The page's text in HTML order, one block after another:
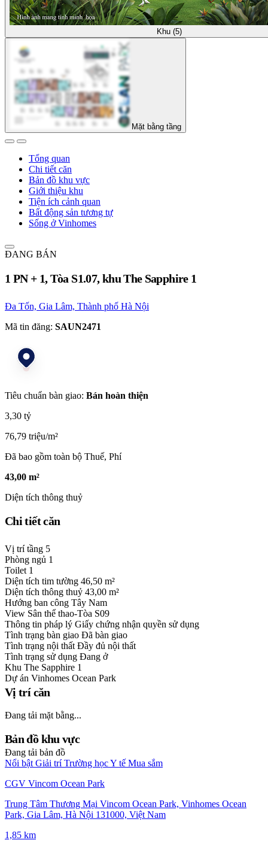
Khu (5)
Mặt bằng tầng
Tổng quan
Chi tiết căn
Bản đồ khu vực
Giới thiệu khu
Tiện ích cảnh quan
Bất động sản tương tự
Sống ở Vinhomes
ĐANG BÁN
1 PN + 1, Tòa S1.07, khu The Sapphire 1
Đa Tốn, Gia Lâm, Thành phố Hà Nội
Mã tin đăng: SAUN2471
Tiêu chuẩn bàn giao: Bán hoàn thiện
3,30 tỷ
76,79 triệu/m²
Đã bao gồm toàn bộ Thuế, Phí
43,00 m²
Diện tích thông thuỷ
Chi tiết căn
Vị trí tầng 5
Phòng ngủ 1
Toilet 1
Diện tích tim tường 46,50 m²
Diện tích thông thuỷ 43,00 m²
Hướng ban công Tây Nam
View Sân thể thao-Tòa S09
Thông tin pháp lý Giấy chứng nhận quyền sử dụng
Tình trạng bàn giao Đã bàn giao
Tình trạng nội thất Đầy đủ nội thất
Tình trạng sử dụng Đang ở
Khu The Sapphire 1
Dự án Vinhomes Ocean Park
Vị trí căn
Đang tải mặt bằng...
Bản đồ khu vực
Đang tải bản đồ
Nổi bật Giải trí Trường họcY tế Mua sắm
CGV Vincom Ocean Park
Trung Tâm Thương Mại Vincom Ocean Park, Vinhomes Ocean
Park, Gia Lâm, Hà Nội 131000, Việt Nam
1,85 km